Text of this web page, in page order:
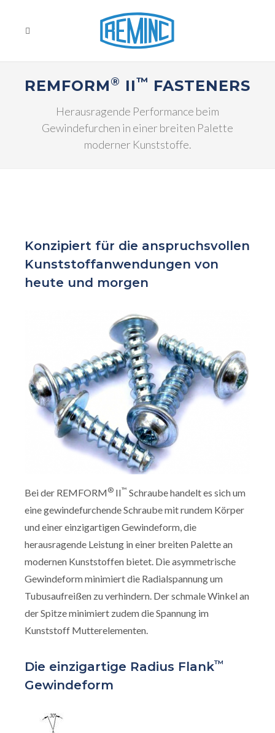
REMFORM® II™ FASTENERS
Herausragende Performance beim
Gewindefurchen in einer breiten Palette
moderner Kunststoffe.
Konzipiert für die anspruchsvollen
Kunststoffanwendungen von
heute und morgen
Bei der REMFORM® II™ Schraube handelt es sich um
eine gewindefurchende Schraube mit rundem Körper
und einer einzigartigen Gewindeform, die
herausragende Leistung in einer breiten Palette an
modernen Kunststoffen bietet. Die asymmetrische
Gewindeform minimiert die Radialspannung um
Tubusaufreißen zu verhindern. Der schmale Winkel an
der Spitze minimiert zudem die Spannung im
Kunststoff Mutterelementen.
Die einzigartige Radius Flank™
Gewindeform